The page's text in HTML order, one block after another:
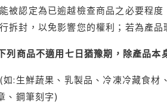
被認定為已逾越檢查商品之必要程
拆封，以免影響您的權利；若為產
商品不適用七日猶豫期，除產品本
:生鮮蔬果、乳製品、冷凍冷藏食材
、鋼筆刻字)